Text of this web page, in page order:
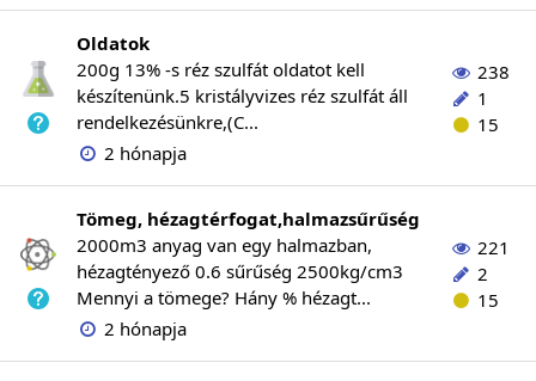
Oldatok
200g 13% -s réz szulfát oldatot kell
készítenünk.5 kristályvizes réz szulfát áll
rendelkezésünkre,(C...
2 hónapja
238
1
15
Tömeg, hézagtérfogat,halmazsűrűség
2000m3 anyag van egy halmazban,
hézagtényező 0.6 sűrűség 2500kg/cm3
Mennyi a tömege? Hány % hézagt...
2 hónapja
221
2
15